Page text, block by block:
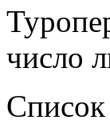
число
Список